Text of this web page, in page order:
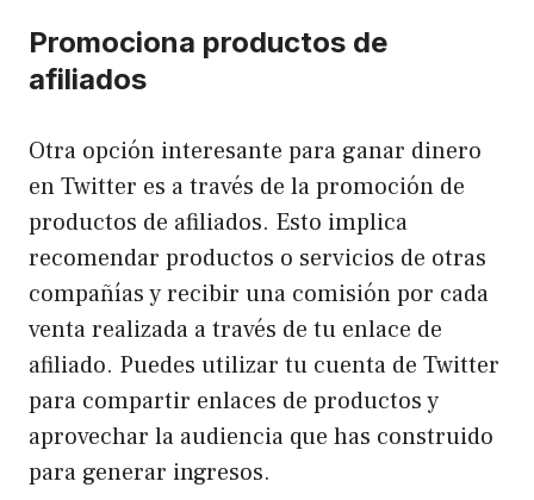
Promociona productos de
afiliados
Otra opción interesante para ganar dinero
en Twitter es a través de la promoción de
productos de afiliados. Esto implica
recomendar productos o servicios de otras
compañías y recibir una comisión por cada
venta realizada a través de tu enlace de
afiliado. Puedes utilizar tu cuenta de Twitter
para compartir enlaces de productos y
aprovechar la audiencia que has construido
para generar ingresos.